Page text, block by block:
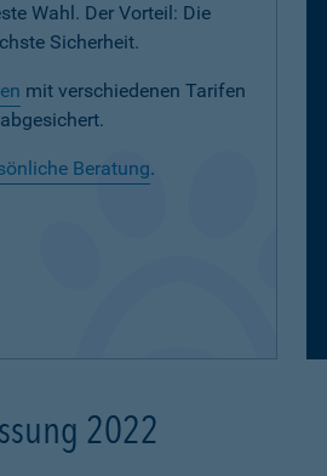
Wahl. Der Vorteil: Die
Sicherheit.
mit verschiedenen Tarifen
Beratung.
2022